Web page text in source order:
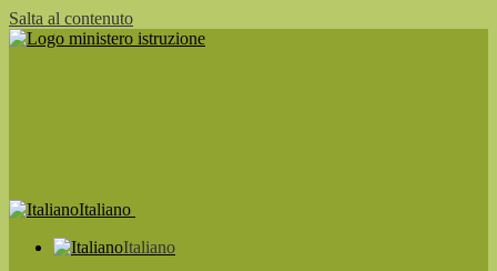
Salta al contenuto
Italiano
Italiano